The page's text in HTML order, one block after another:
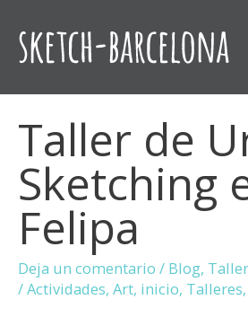
contenido
Taller de
Sketching
Felipa
Deja un comentario / Blog,
/Actividades, Art, inicio, Talleres,